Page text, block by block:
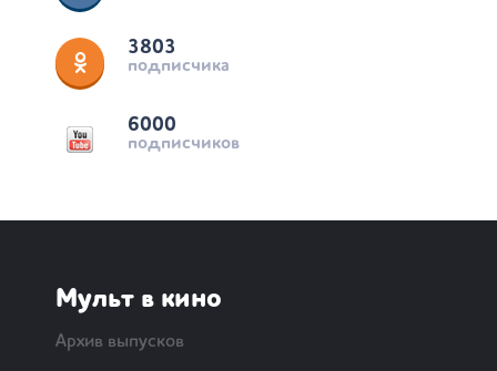
3803
подписчика
6000
подписчиков
Мульт в кино
Архив выпусков